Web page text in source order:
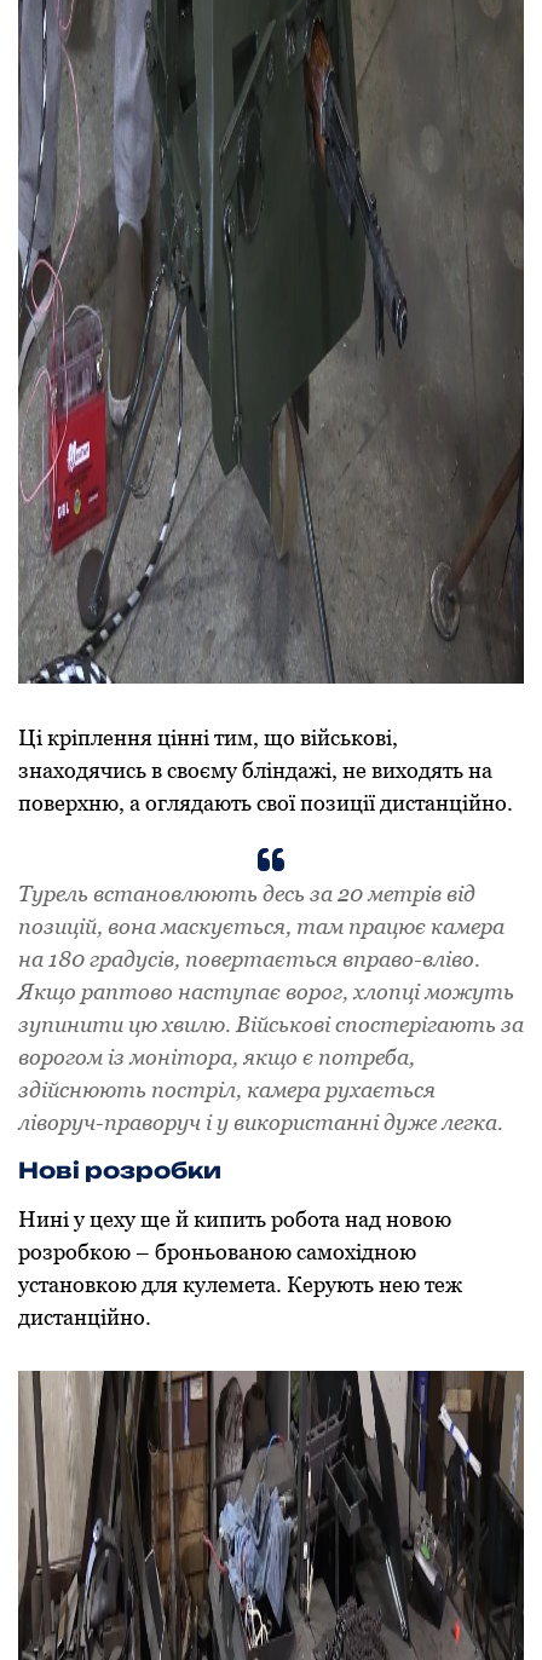
Ці кріплення цінні тим, що військові,
знаходячись в своєму бліндажі, не виходять на
поверхню, а оглядають свої позиції дистанційно.
Турель встановлюють десь за 20 метрів від
позицій, вона маскується, там працює камера
на 180 градусів, повертається вправо-вліво.
Якщо раптово наступає ворог, хлопці можуть
зупинити цю хвилю. Військові спостерігають за
ворогом із монітора, якщо є потреба,
здійснюють постріл, камера рухається
ліворуч-праворуч і у використанні дуже легка.
Нові розробки
Нині у цеху ще й кипить робота над новою
розробкою – броньованою самохідною
установкою для кулемета. Керують нею теж
дистанційно.